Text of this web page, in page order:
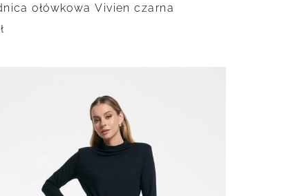
ołówkowa Vivien czarna